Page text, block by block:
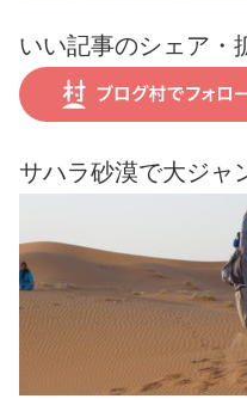
いい記事のシェア・
サハラ砂漠で大ジャ